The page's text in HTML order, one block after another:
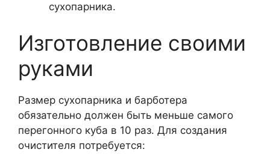
сухопарника.
Изготовление своими
руками
Размер сухопарника и барботера
обязательно должен быть меньше самого
перегонного куба в 10 раз. Для создания
очистителя потребуется: